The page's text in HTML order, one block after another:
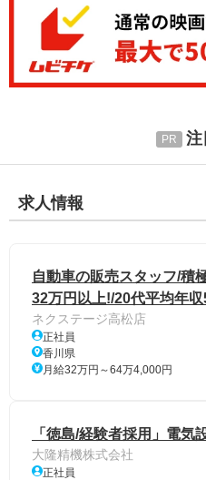
注
求人情報
自動車の販売スタッフ/積
32万円以上!/20代平均年
ネクステージ高松店
正社員
香川県
月給32万円～64万4,000円
「徳島/経験者採用」電気
大隆精機株式会社
正社員